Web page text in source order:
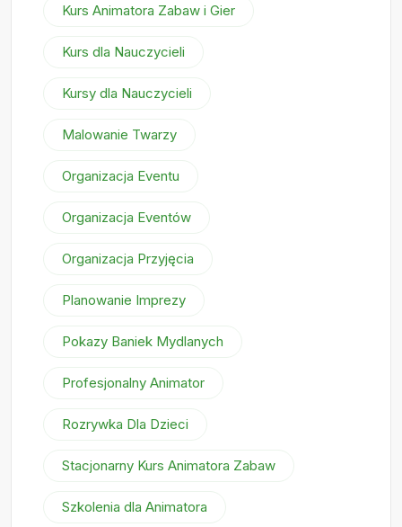
Kurs Animatora Zabaw i Gier
Kurs dla Nauczycieli
Kursy dla Nauczycieli
Malowanie Twarzy
Organizacja Eventu
Organizacja Eventów
Organizacja Przyjęcia
Planowanie Imprezy
Pokazy Baniek Mydlanych
Profesjonalny Animator
Rozrywka Dla Dzieci
Stacjonarny Kurs Animatora Zabaw
Szkolenia dla Animatora